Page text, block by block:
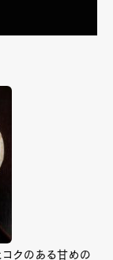
クのある甘めの